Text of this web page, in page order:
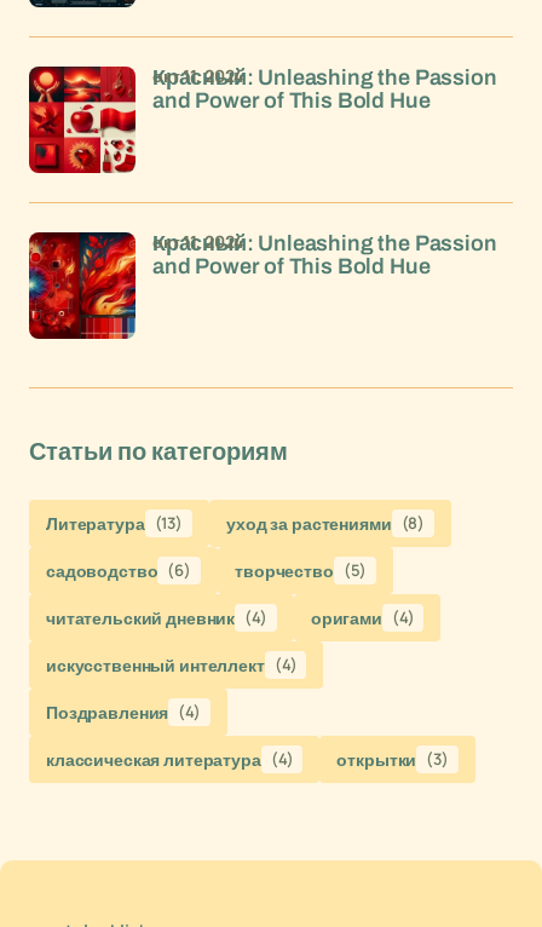
Красный: Unleashing the Passion
and Power of This Bold Hue
окт 11, 2024
Красный: Unleashing the Passion
and Power of This Bold Hue
окт 11, 2024
Статьи по категориям
Литература (13) уход за растениями (8)
садоводство (6) творчество (5)
читательский дневник (4) оригами (4)
искусственный интеллект (4)
Поздравления (4)
классическая литература (4) открытки (3)